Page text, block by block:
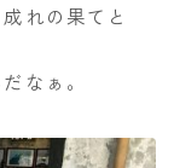
れの果てと
なぁ。